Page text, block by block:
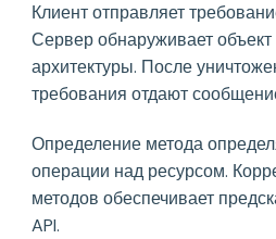
Клиент отправляет
Сервер обнаруживает объект
архитектуры. После
требования отдают
Определение метода
операции над ресурсом.
методов обеспечивает
API.